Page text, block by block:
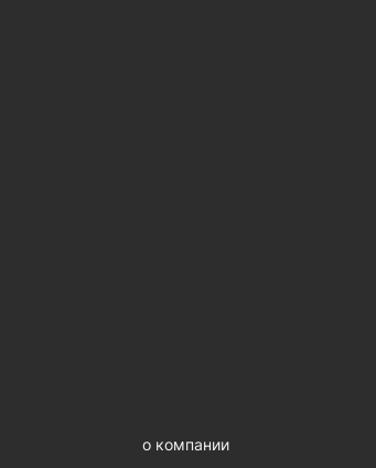
о компании